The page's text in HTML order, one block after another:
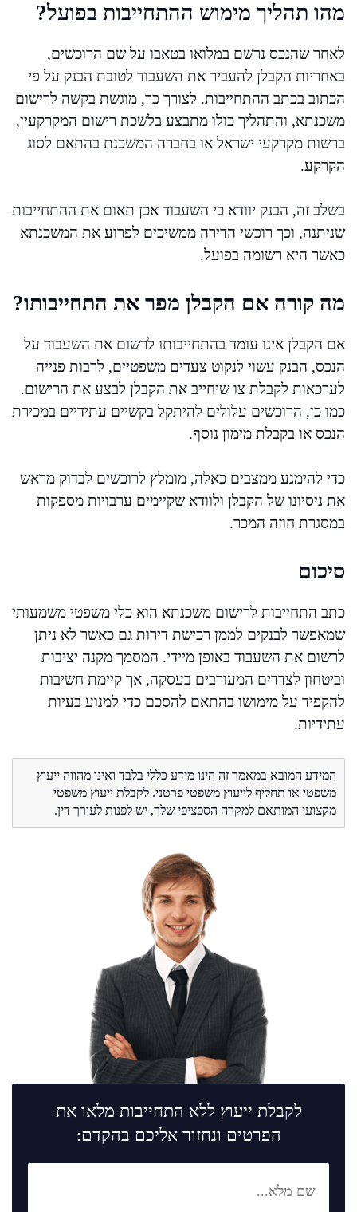
מהו תהליך מימוש ההתחייבות בפועל?
לאחר שהנכס נרשם במלואו בטאבו על שם הרוכשים,
באחריות הקבלן להעביר את השעבוד לטובת הבנק על פי
הכתוב בכתב ההתחייבות. לצורך כך, מוגשת בקשה לרישום
משכנתא, והתהליך כולו מתבצע בלשכת רישום המקרקעין,
ברשות מקרקעי ישראל או בחברה המשכנת בהתאם לסוג
הקרקע.
בשלב זה, הבנק יוודא כי השעבוד אכן תאום את ההתחייבות
שניתנה, וכך רוכשי הדירה ממשיכים לפרוע את המשכנתא
כאשר היא רשומה בפועל.
מה קורה אם הקבלן מפר את התחייבותו?
אם הקבלן אינו עומד בהתחייבותו לרשום את השעבוד על
הנכס, הבנק עשוי לנקוט צעדים משפטיים, לרבות פנייה
לערכאות לקבלת צו שיחייב את הקבלן לבצע את הרישום.
כמו כן, הרוכשים עלולים להיתקל בקשיים עתידיים במכירת
הנכס או בקבלת מימון נוסף.
כדי להימנע ממצבים כאלה, מומלץ לרוכשים לבדוק מראש
את ניסיונו של הקבלן ולוודא שקיימים ערבויות מספקות
במסגרת חוזה המכר.
סיכום
כתב התחייבות לרישום משכנתא הוא כלי משפטי משמעותי
שמאפשר לבנקים לממן רכישת דירות גם כאשר לא ניתן
לרשום את השעבוד באופן מיידי. המסמך מקנה יציבות
וביטחון לצדדים המעורבים בעסקה, אך קיימת חשיבות
להקפיד על מימושו בהתאם להסכם כדי למנוע בעיות
עתידיות.
המידע המובא במאמר זה הינו מידע כללי בלבד ואינו מהווה ייעוץ
משפטי או תחליף לייעוץ משפטי פרטני. לקבלת ייעוץ משפטי
מקצועי המותאם למקרה הספציפי שלך, יש לפנות לעורך דין.
לקבלת ייעוץ ללא התחייבות מלאו את
הפרטים ונחזור אליכם בהקדם: